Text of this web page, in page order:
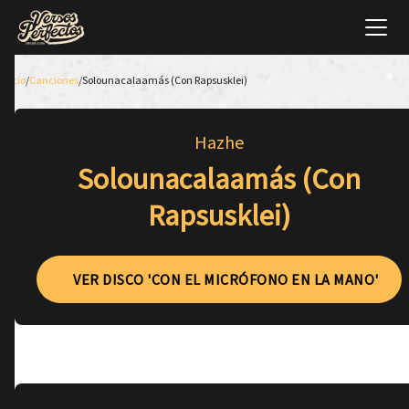
Inicio/Canciones/Solounacalaamás (Con Rapsusklei)
Hazhe
Solounacalaamás (Con
Rapsusklei)
VER DISCO 'CON EL MICRÓFONO EN LA MANO'